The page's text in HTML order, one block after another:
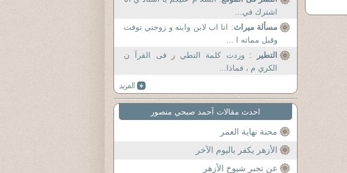
اشترك في...
مسألة ميراث: انا اب لابن وابنه و زوجتي توفت
وقبل مماته ا ...
التطير : وردت كلمة التطي ر فى القرآ ن
الكري م ، فماذا...
احدث مقالات آحمد صبحي منصور
محنة نهاية العمر
الأزهر يكفر باليوم الآخر
عن تجبر شيوخ الأزهر